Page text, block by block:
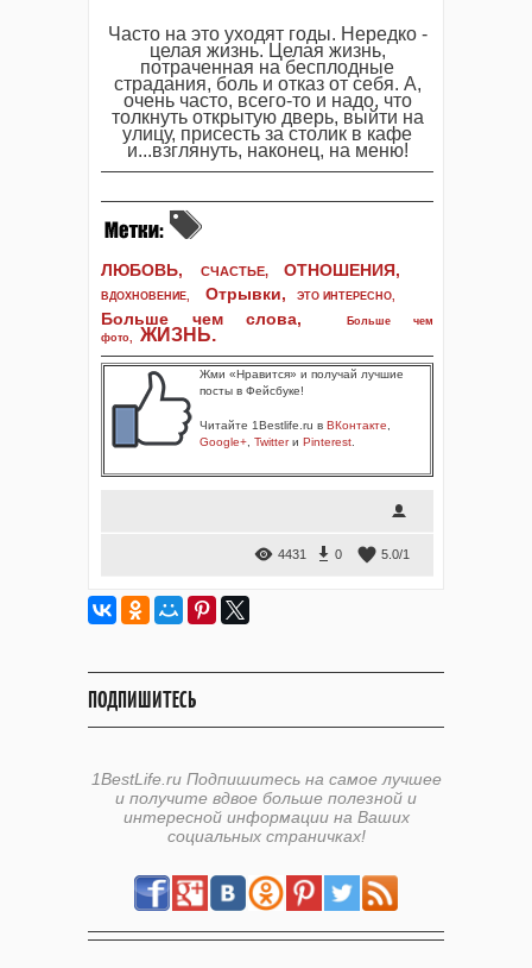
Часто на это уходят годы. Нередко -
целая жизнь. Целая жизнь,
потраченная на бесплодные
страдания, боль и отказ от себя. А,
очень часто, всего-то и надо, что
толкнуть открытую дверь, выйти на
улицу, присесть за столик в кафе
и...взглянуть, наконец, на меню!
ЛЮБОВЬ, СЧАСТЬЕ, ОТНОШЕНИЯ,
ВДОХНОВЕНИЕ, Отрывки, ЭТО ИНТЕРЕСНО,
Больше чем слова,
Больше чем
фото, ЖИЗНЬ.
Жми «Нравится» и получай лучшие
посты в Фейсбуке!
Читайте 1Bestlife.ru в ВКонтакте
Google+ Twitterи Pinterest
4431 0 5.0/1
ПОДПИШИТЕСЬ
1BestLife.ru Подпишитесь на самое лучшее
и получите вдвое больше полезной и
интересной информации на Ваших
социальных страничках!